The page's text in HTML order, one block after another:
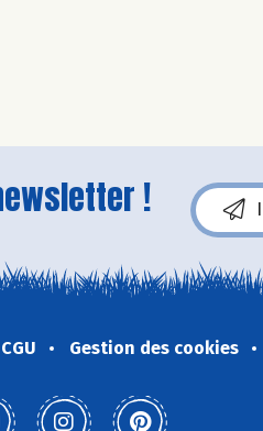
!
CGU Gestion des cookies